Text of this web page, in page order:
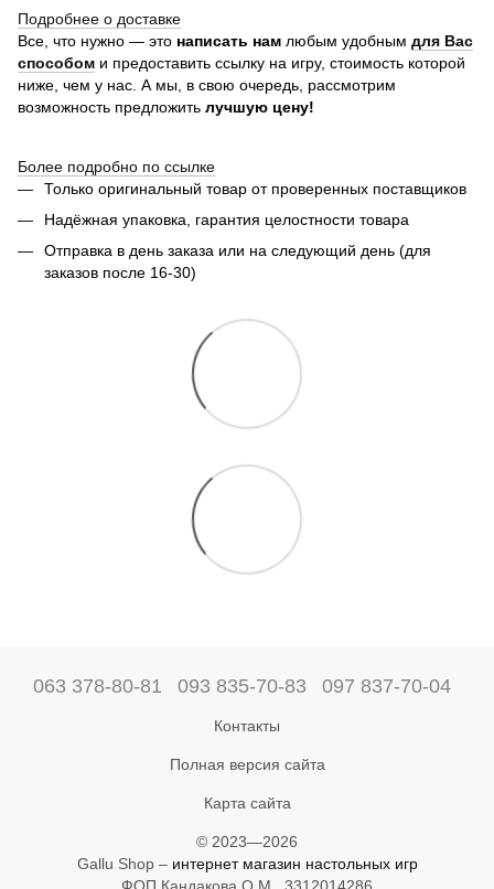
Подробнее о доставке
Все, что нужно — это написать нам любым удобным для Вас
способом и предоставить ссылку на игру, стоимость которой
ниже, чем у нас. А мы, в свою очередь, рассмотрим
возможность предложить лучшую цену!
Более подробно по ссылке
Только оригинальный товар от проверенных поставщиков
Надёжная упаковка, гарантия целостности товара
Отправка в день заказа или на следующий день (для
заказов после 16-30)
063 378-80-81 093 835-70-83 097 837-70-04
Контакты
Полная версия сайта
Карта сайта
© 2023—2026
Gallu Shop – интернет магазин настольных игр
ФОП Кандакова О.М., 3312014286